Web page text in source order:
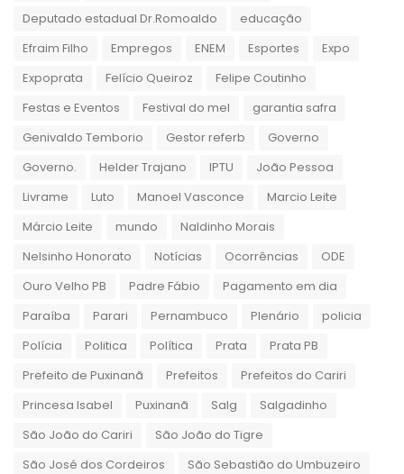
Deputado estadual Dr.Romoaldo
educação
Efraim Filho
Empregos ENEM Esportes
Expo
Expoprata
Felício Queiroz
Felipe Coutinho
Festas e Eventos
Festival do mel
garantia safra
Genivaldo Temborio
Gestor referb
Governo
Governo.
Helder Trajano IPTU
João Pessoa
Livrame
Luto Manoel Vasconce
Marcio Leite
Márcio Leite
mundo
Naldinho Morais
Nelsinho Honorato
Notícias Ocorrências
ODE
Ouro Velho PB
Padre Fábio
Pagamento em dia
Paraíba
Parari Pernambuco Plenário
policia
Polícia
Politica Política Prata
Prata PB
Prefeito de Puxinanã
Prefeitos
Prefeitos do Cariri
Princesa Isabel
Puxinanã Salg
Salgadinho
São João do Cariri
São João do Tigre
São José dos Cordeiros
São Sebastião do Umbuzeiro